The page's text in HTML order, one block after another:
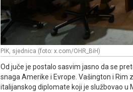
PIK, sjednica (foto: x.com/OHR_BiH)
Od juče je postalo sasvim jasno da se
snaga Amerike i Evrope. Vašington i
italijanskog diplomate koji je službovao u